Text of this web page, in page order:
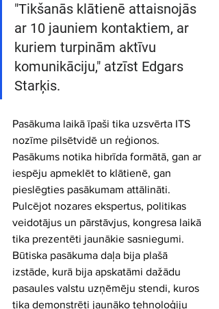
"Tikšanās klātienē attaisnojās
ar 10 jauniem kontaktiem, ar
kuriem turpinām aktīvu
komunikāciju," atzīst Edgars
Starķis.
Pasākuma laikā īpaši tika uzsvērta ITS
nozīme pilsētvidē un reģionos.
Pasākums notika hibrīda formātā, gan ar
iespēju apmeklēt to klātienē, gan
pieslēgties pasākumam attālināti.
Pulcējot nozares ekspertus, politikas
veidotājus un pārstāvjus, kongresa laikā
tika prezentēti jaunākie sasniegumi.
Būtiska pasākuma daļa bija plašā
izstāde, kurā bija apskatāmi dažādu
pasaules valstu uzņēmēju stendi, kuros
tika demonstrēti jaunāko tehnoloģiju